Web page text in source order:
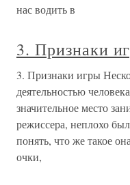
нас водить в
3. Признаки
3. Признаки игры
деятельностью
значительное место
режиссера, неплохо
понять, что же такое
очки,